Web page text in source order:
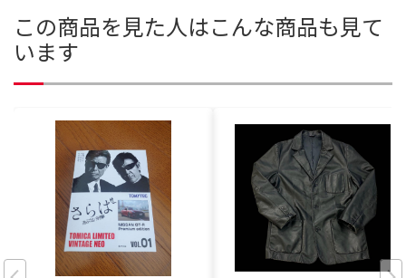
この商品を見た人はこんな商品も見て
います